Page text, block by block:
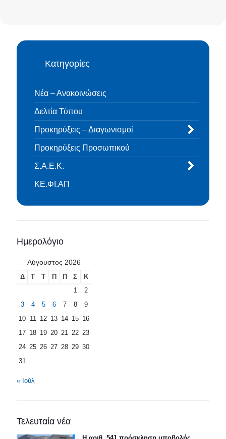
Κατηγορίες
Νέα – Ανακοινώσεις
Δελτία Τύπου
Προκηρύξεις – Διαγωνισμοί
Προκηρύξεις Προσωπικού
Σ.Α.Ε.Κ.
ΚΕ.ΦΙ.ΑΠ
Ημερολόγιο
Αύγουστος 2026
Δ Τ Τ Π Π Σ
Κ
1
2
3
4 5 6 7 8
9
10 11 12 13 14 15 16
17 18 19 20 21 22 23
24 25 26 27 28 29 30
31
« Ιούλ
Τελευταία νέα